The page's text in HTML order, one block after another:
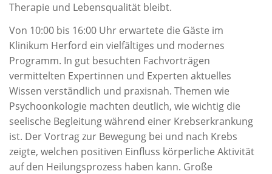
Therapie und Lebensqualität bleibt.
Von 10:00 bis 16:00 Uhr erwartete die Gäste im
Klinikum Herford ein vielfältiges und modernes
Programm. In gut besuchten Fachvorträgen
vermittelten Expertinnen und Experten aktuelles
Wissen verständlich und praxisnah. Themen wie
Psychoonkologie machten deutlich, wie wichtig die
seelische Begleitung während einer Krebserkrankung
ist. Der Vortrag zur Bewegung bei und nach Krebs
zeigte, welchen positiven Einfluss körperliche Aktivität
auf den Heilungsprozess haben kann. Große